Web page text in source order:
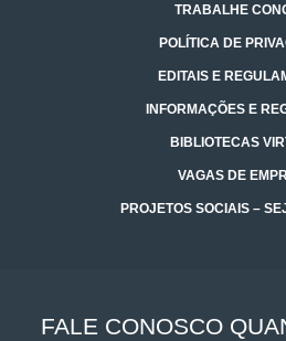
TRABALHE
POLÍTICA DE
EDITAIS E
INFORMAÇÕES E
BIBLIOTECAS
VAGAS DE
PROJETOS SOCIAIS –
FALE CONOSCO